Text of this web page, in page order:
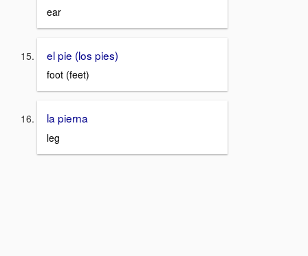
ear
el pie (los pies)
foot (feet)
la pierna
leg